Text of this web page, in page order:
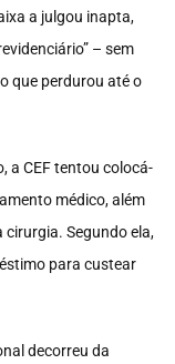
a julgou inapta,
– sem
que perdurou até o
a CEF tentou colocá-
médico, além
Segundo ela,
para custear
decorreu da